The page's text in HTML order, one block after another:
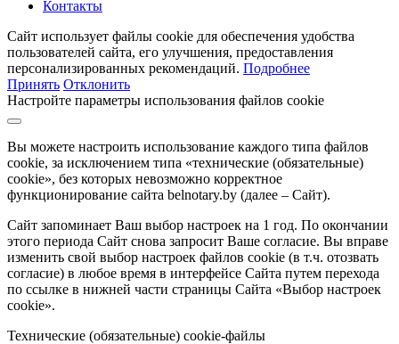
Контакты
Сайт использует файлы cookie для обеспечения удобства
пользователей сайта, его улучшения, предоставления
персонализированных рекомендаций. Подробнее
Принять Отклонить
Настройте параметры использования файлов cookie
Вы можете настроить использование каждого типа файлов
cookie, за исключением типа «технические (обязательные)
cookie», без которых невозможно корректное
функционирование сайта belnotary.by (далее – Сайт).
Сайт запоминает Ваш выбор настроек на 1 год. По окончании
этого периода Сайт снова запросит Ваше согласие. Вы вправе
изменить свой выбор настроек файлов cookie (в т.ч. отозвать
согласие) в любое время в интерфейсе Сайта путем перехода
по ссылке в нижней части страницы Сайта «Выбор настроек
cookie».
Технические (обязательные) cookie-файлы